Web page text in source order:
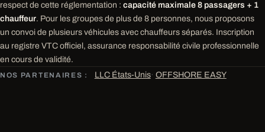
respect de cette réglementation : capacité maximale 8 passagers + 1
chauffeur. Pour les groupes de plus de 8 personnes, nous proposons
un convoi de plusieurs véhicules avec chauffeurs séparés. Inscription
au registre VTC officiel, assurance responsabilité civile professionnelle
en cours de validité.
NOS PARTENAIRES : LLC États-Unis· OFFSHORE EASY